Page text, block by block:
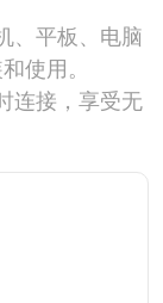
、平板、电脑
使用。
连接，享受无